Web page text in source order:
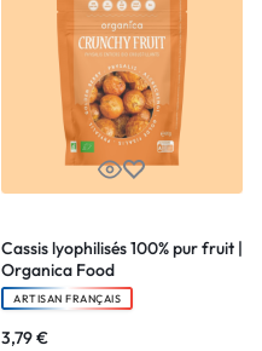
Cassis lyophilisés 100% pur fruit |
Organica Food
ARTISAN FRANÇAIS
3,79€